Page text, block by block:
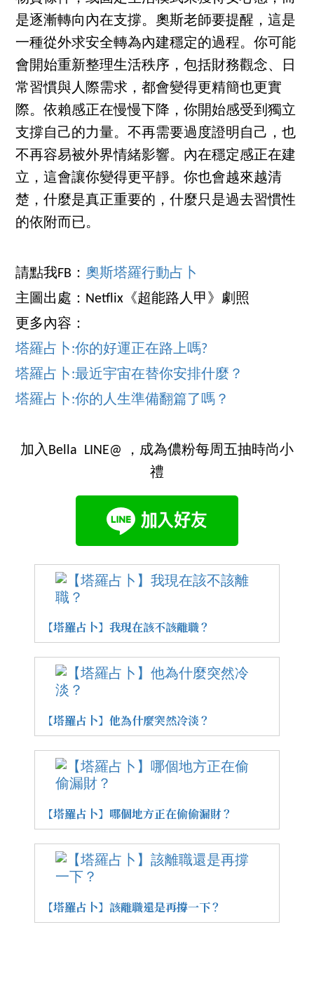
是逐漸轉向內在支撐。奧斯老師要提醒，這是
一種從外求安全轉為內建穩定的過程。你可能
會開始重新整理生活秩序，包括財務觀念、日
常習慣與人際需求，都會變得更精簡也更實
際。依賴感正在慢慢下降，你開始感受到獨立
支撐自己的力量。不再需要過度證明自己，也
不再容易被外界情緒影響。內在穩定感正在建
立，這會讓你變得更平靜。你也會越來越清
楚，什麼是真正重要的，什麼只是過去習慣性
的依附而已。
請點我FB： 奧斯塔羅行動占卜
主圖出處：Netflix《超能路人甲》劇照
更多內容：
塔羅占卜:你的好運正在路上嗎?
塔羅占卜:最近宇宙在替你安排什麼？
塔羅占卜:你的人生準備翻篇了嗎？
加入Bella LINE@ ，成為儂粉每周五抽時尚小
禮
【塔羅占卜】我現在該不該離職？
【塔羅占卜】他為什麼突然冷淡？
【塔羅占卜】哪個地方正在偷偷漏財？
【塔羅占卜】該離職還是再撐一下？